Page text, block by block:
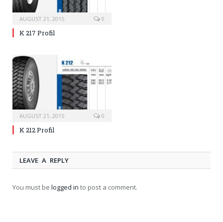
AUGUST 21, 2015 0
K 217 Profil
AUGUST 21, 2015 0
K 212 Profil
LEAVE A REPLY
You must be logged in to post a comment.